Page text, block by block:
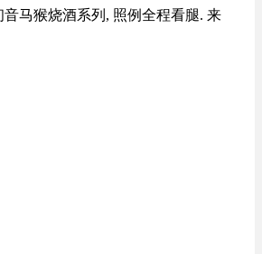
马猴烧酒系列, 照例全程看腿. 来